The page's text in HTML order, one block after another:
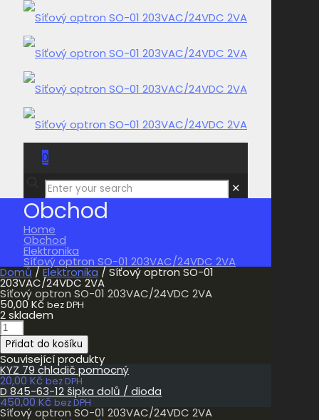
0
0,00 Kč
✕
Obchod
Home
Obchod
Elektronika
Síťový optron SO-01 203VAC/24VDC 2VA
Domů / Elektronika / Síťový optron SO-01
203VAC/24VDC 2VA
Síťový optron SO-01 203VAC/24VDC 2VA
50,00Kč bez DPH
2 skladem
Síťový
optron
SO-
01
203VAC/24VDC
2VA
množství
Přidat do košíku
Související produkty
KYZ 79 chladič pomocný
20,00 Kč bez DPH
D 845-63-12 šipka dolů / dioda
450,00 Kč bez DPH
Síťový optron SO-01 203VAC/24VDC 2VA